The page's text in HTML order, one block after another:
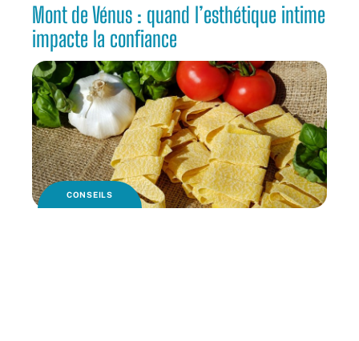
Mont de Vénus : quand l’esthétique intime
impacte la confiance
CONSEILS